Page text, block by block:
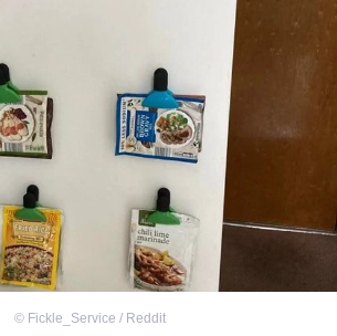
© Fickle_Service / Reddit